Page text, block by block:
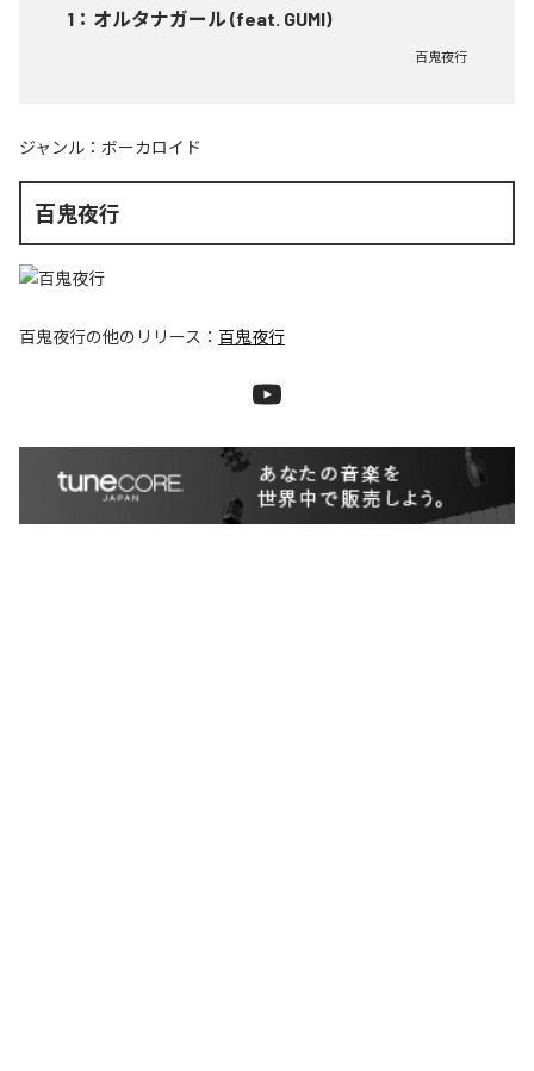
1 ： オルタナガール (feat. GUMI)
百鬼夜行
ジャンル： ボーカロイド
百鬼夜行
百鬼夜行の他のリリース： 百鬼夜行